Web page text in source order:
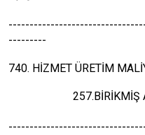
---------
740. HİZMET ÜRETİM
257.BİRİKMİŞ